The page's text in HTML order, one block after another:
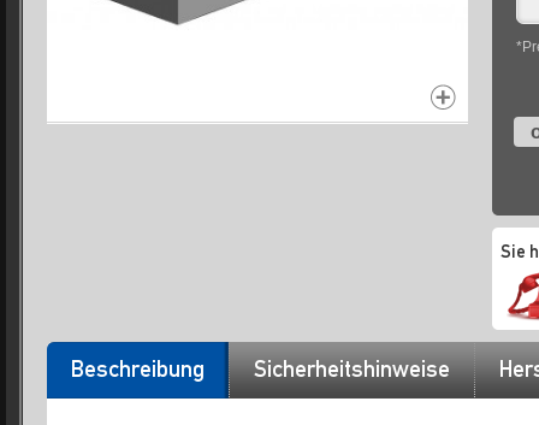
Sie
Beschreibung Sicherheitshinweise